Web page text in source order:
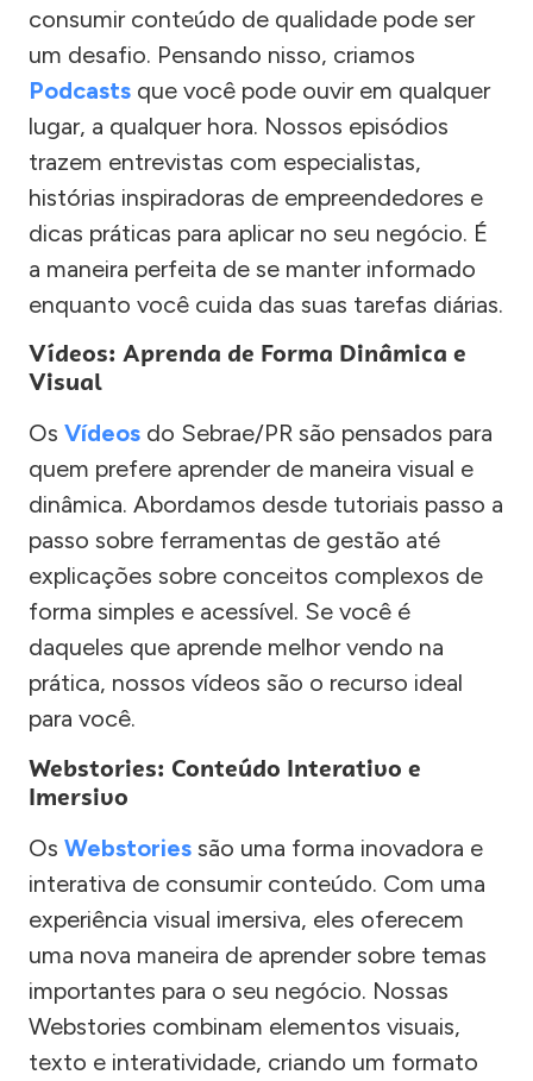
consumir conteúdo de qualidade pode ser
um desafio. Pensando nisso, criamos
Podcasts que você pode ouvir em qualquer
lugar, a qualquer hora. Nossos episódios
trazem entrevistas com especialistas,
histórias inspiradoras de empreendedores e
dicas práticas para aplicar no seu negócio. É
a maneira perfeita de se manter informado
enquanto você cuida das suas tarefas diárias.
Vídeos: Aprenda de Forma Dinâmica e
Visual
Os Vídeos do Sebrae/PR são pensados para
quem prefere aprender de maneira visual e
dinâmica. Abordamos desde tutoriais passo a
passo sobre ferramentas de gestão até
explicações sobre conceitos complexos de
forma simples e acessível. Se você é
daqueles que aprende melhor vendo na
prática, nossos vídeos são o recurso ideal
para você.
Webstories: Conteúdo Interativo e
Imersivo
Os Webstories são uma forma inovadora e
interativa de consumir conteúdo. Com uma
experiência visual imersiva, eles oferecem
uma nova maneira de aprender sobre temas
importantes para o seu negócio. Nossas
Webstories combinam elementos visuais,
texto e interatividade, criando um formato